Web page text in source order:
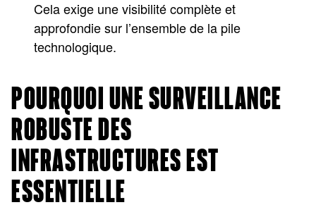
Cela exige une visibilité complète et
approfondie sur l’ensemble de la pile
technologique.
POURQUOI UNE SURVEILLANCE
ROBUSTE DES
INFRASTRUCTURES EST
ESSENTIELLE